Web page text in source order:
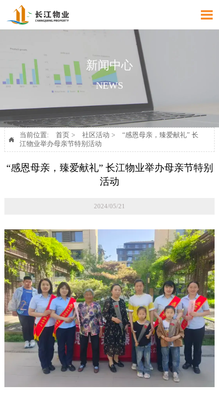

新闻中心
NEWS

当前位置: 首页 > 社区活动 >
“感恩母亲，臻爱献礼” 长
江物业举办母亲节特别活动
“感恩母亲，臻爱献礼” 长江物业举办母亲节特别
活动
2024/05/21